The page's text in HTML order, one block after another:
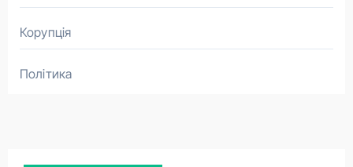
Корупція
Політика